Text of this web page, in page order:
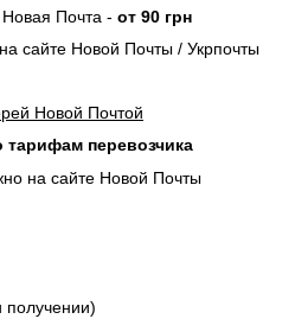
Почта - от 90 грн
сайте Новой Почты / Укрпочты
Новой Почтой
тарифам перевозчика
на сайте Новой Почты